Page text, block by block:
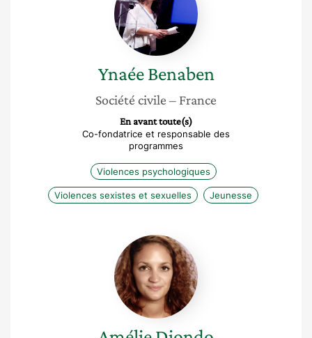
Ynaée Benaben
Société civile – France
En avant toute(s)
Co-fondatrice et responsable des
programmes
Violences psychologiques
Violences sexistes et sexuelles Jeunesse
Amélie
Djondo